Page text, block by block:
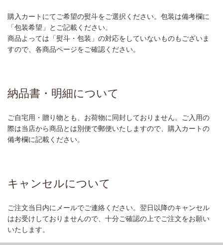
購入カートにてご希望の熨斗をご選択ください。包装は備考欄に
「包装希望」とご記載ください。
商品よっては「熨斗・包装」の対応をしていないものもございま
すので、各商品ページをご確認ください。
納品書・明細について
ご自宅用・贈り物とも、お荷物に同封しておりません。ご入用の
際は当店から商品とは別便で郵便いたしますので、購入カートの
備考欄に記載ください。
キャンセルについて
ご注文当日内にメールでご連絡ください。翌日以降のキャンセル
はお受けしておりませんので、十分ご確認の上でご注文をお願い
いたします。